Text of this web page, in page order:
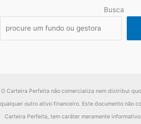
Busca
O Carteira Perfeita não comercializa nem distribui
qualquer outro ativo financeiro. Este documento não
Carteira Perfeita, tem caráter meramente